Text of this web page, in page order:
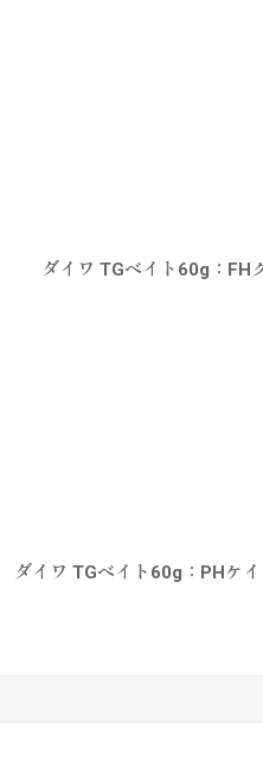
ダイワ TGベイト60g：FH
ダイワ TGベイト60g：PHケ